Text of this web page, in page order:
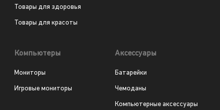
Товары для здоровья
Товары для красоты
Компьютеры
Мониторы
Игровые мониторы
Аксессуары
Батарейки
Чемоданы
Компьютерные аксессуары